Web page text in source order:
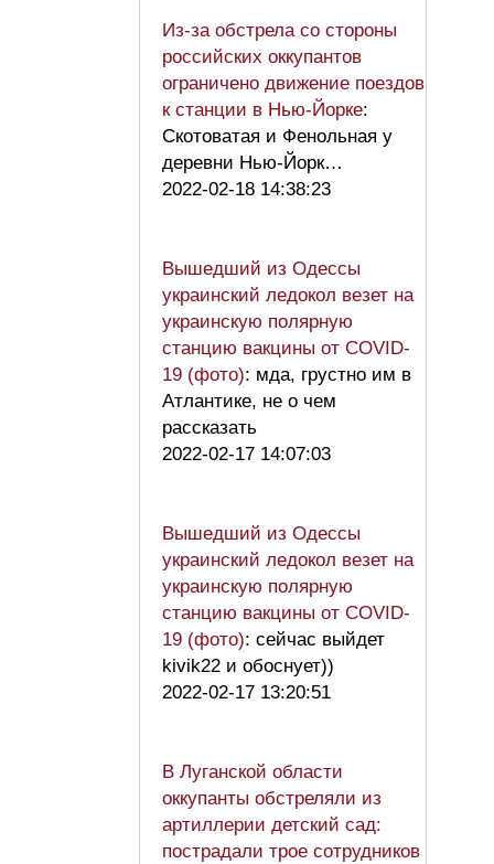
Из-за обстрела со стороны
российских оккупантов
ограничено движение поездов
к станции в Нью-Йорке:
Скотоватая и Фенольная у
деревни Нью-Йорк…
2022-02-18 14:38:23
Вышедший из Одессы
украинский ледокол везет на
украинскую полярную
станцию вакцины от COVID-
19 (фото): мда, грустно им в
Атлантике, не о чем
рассказать
2022-02-17 14:07:03
Вышедший из Одессы
украинский ледокол везет на
украинскую полярную
станцию вакцины от COVID-
19 (фото): сейчас выйдет
kivik22 и обоснует))
2022-02-17 13:20:51
В Луганской области
оккупанты обстреляли из
артиллерии детский сад:
пострадали трое сотрудников